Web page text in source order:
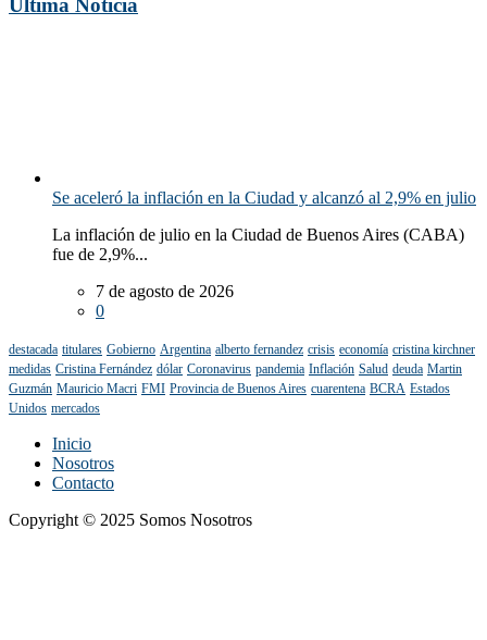
Última Noticia
Se aceleró la inflación en la Ciudad y alcanzó al 2,9% en julio
La inflación de julio en la Ciudad de Buenos Aires (CABA)
fue de 2,9%...
7 de agosto de 2026
0
destacada titulares Gobierno Argentina alberto fernandez crisis economía cristina kirchner
medidas Cristina Fernández dólar Coronavirus pandemia Inflación Salud deuda Martin
Guzmán Mauricio Macri FMI Provincia de Buenos Aires cuarentena BCRA Estados
Unidos mercados
Inicio
Nosotros
Contacto
Copyright © 2025 Somos Nosotros